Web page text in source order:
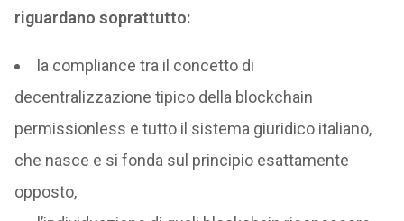
riguardano soprattutto:
la compliance tra il concetto di
decentralizzazione tipico della blockchain
permissionless e tutto il sistema giuridico italiano,
che nasce e si fonda sul principio esattamente
opposto,